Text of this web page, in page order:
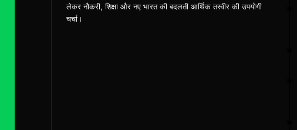
लेकर नौकरी, शिक्षा और नए भारत की बदलती आर्थिक तस्वीर की उपयोगी
चर्चा।